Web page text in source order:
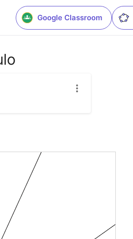
Google Classroom